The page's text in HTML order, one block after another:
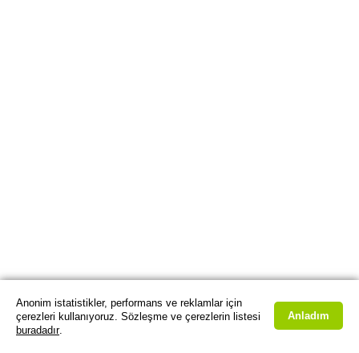
Anonim istatistikler, performans ve reklamlar için
çerezleri kullanıyoruz. Sözleşme ve çerezlerin listesi
buradadır.
Anladım